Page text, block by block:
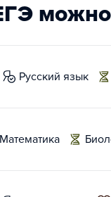
можно
русский язык
математика